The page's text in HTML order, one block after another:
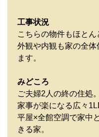
工事状況
こちらの物件もほとん
外観や内観も家の全
ます。
みどころ
ご夫婦2人の終の住処。
家事が楽になる広々
平屋×全館空調で家中
きる家。